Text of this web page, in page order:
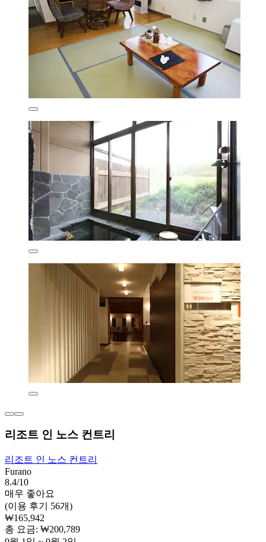
리조트 인 노스 컨트리
리조트 인 노스 컨트리
Furano
8.4/10
매우 좋아요
(이용 후기 56개)
₩165,942
총 요금: ₩200,789